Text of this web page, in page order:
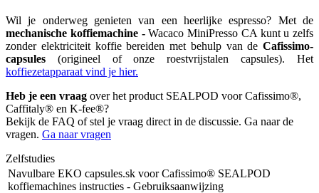
Wil je onderweg genieten van een heerlijke espresso? Met de
mechanische koffiemachine -Wacaco MiniPresso CA kunt u zelfs
zonder elektriciteit koffie bereiden met behulp van de Cafissimo-
capsules (origineel of onze roestvrijstalen capsules). Het
koffiezetapparaat vind je hier.
Heb je een vraag over het product SEALPOD voor Cafissimo®,
Caffitaly® en K-fee®?
Bekijk de FAQ of stel je vraag direct in de discussie. Ga naar de
vragen. Ga naar vragen
Zelfstudies
Navulbare EKO capsules.sk voor Cafissimo® SEALPOD
koffiemachines instructies - Gebruiksaanwijzing